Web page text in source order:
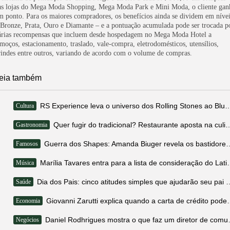
lojas do Mega Moda Shopping, Mega Moda Park e Mini Moda, o cliente
ponto. Para os maiores compradores, os benefícios ainda se dividem em
Prata, Ouro e Diamante – e a pontuação acumulada pode ser trocada
recompensas que incluem desde hospedagem no Mega Moda Hotel a
estacionamento, traslado, vale-compra, eletrodomésticos, utensílios,
entre outros, variando de acordo com o volume de compras.
também
Cultura
Gastronomia
Famosos
Música
Saúde
Economia
Negócios